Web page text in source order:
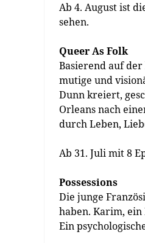
Ab 4. August ist
sehen.
Queer As Folk
Basierend auf der
mutige und
Dunn kreiert,
Orleans nach
durch Leben,
Ab 31. Juli mit 8
Possessions
Die junge
haben. Karim,
Ein